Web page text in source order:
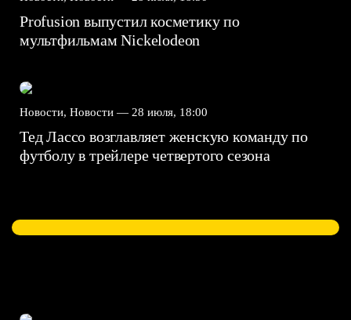
Profusion выпустил косметику по
мультфильмам Nickelodeon
Новости, Новости — 28 июля, 18:00
Тед Лассо возглавляет женскую команду по
футболу в трейлере четвертого сезона